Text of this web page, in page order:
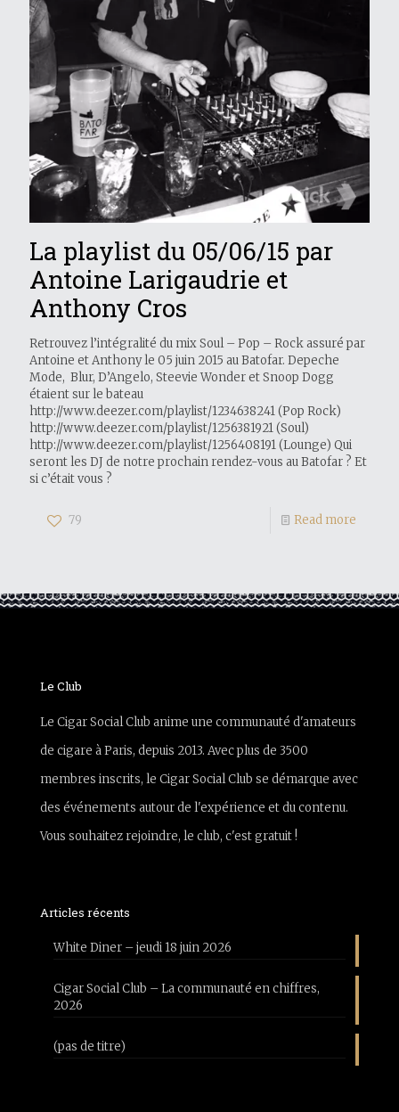
La playlist du 05/06/15 par
Antoine Larigaudrie et
Anthony Cros
Retrouvez l’intégralité du mix Soul – Pop – Rock assuré par
Antoine et Anthony le 05 juin 2015 au Batofar. Depeche
Mode, Blur, D’Angelo, Steevie Wonder et Snoop Dogg
étaient sur le bateau
http://www.deezer.com/playlist/1234638241 (Pop Rock)
http://www.deezer.com/playlist/1256381921 (Soul)
http://www.deezer.com/playlist/1256408191 (Lounge) Qui
seront les DJ de notre prochain rendez-vous au Batofar ? Et
si c’était vous ?
79 Read more
Le Club
Le Cigar Social Club anime une communauté d'amateurs
de cigare à Paris, depuis 2013. Avec plus de 3500
membres inscrits, le Cigar Social Club se démarque avec
des événements autour de l'expérience et du contenu.
Vous souhaitez rejoindre, le club, c'est gratuit !
Articles récents
White Diner – jeudi 18 juin 2026
Cigar Social Club – La communauté en chiffres,
2026
(pas de titre)